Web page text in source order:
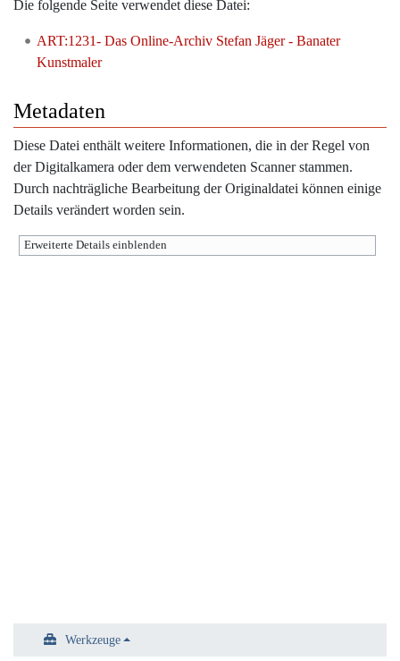
Die folgende Seite verwendet diese Datei:
ART:1231- Das Online-Archiv Stefan Jäger - Banater
Kunstmaler
Metadaten
Diese Datei enthält weitere Informationen, die in der Regel von
der Digitalkamera oder dem verwendeten Scanner stammen.
Durch nachträgliche Bearbeitung der Originaldatei können einige
Details verändert worden sein.
Erweiterte Details einblenden
Werkzeuge